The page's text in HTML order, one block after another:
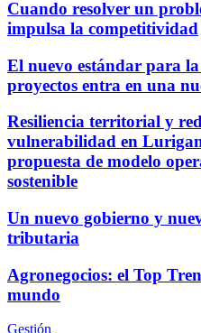
Cuando resolver un
impulsa la competitividad
El nuevo estándar para
proyectos entra en una
Resiliencia territorial y
vulnerabilidad en
propuesta de modelo
sostenible
Un nuevo gobierno y
tributaria
Agronegocios: el Top
mundo
Gestión